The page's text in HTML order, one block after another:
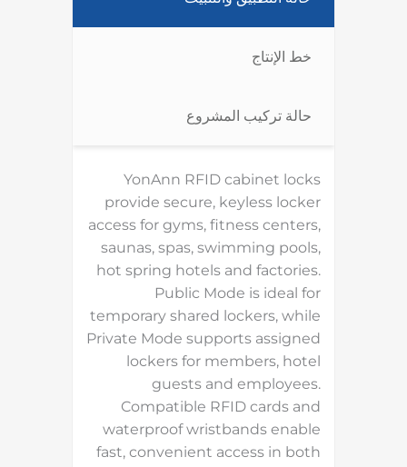
خط الإنتاج
حالة تركيب المشروع
YonAnn RFID cabinet locks
provide secure, keyless locker
access for gyms, fitness centers,
saunas, spas, swimming pools,
hot spring hotels and factories.
Public Mode is ideal for
temporary shared lockers, while
Private Mode supports assigned
lockers for members, hotel
guests and employees.
Compatible RFID cards and
waterproof wristbands enable
fast, convenient access in both